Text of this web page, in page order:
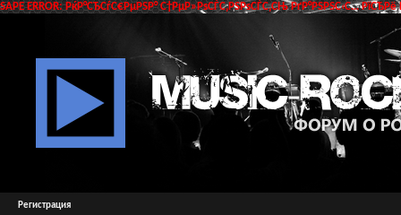
SAPE ERROR: РќР°СЂСѓС€РµРЅР° С†РµР»РѕСЃС‚РЅРѕСЃС‚СЊ РґР°РЅРЅС‹С…
Регистрация